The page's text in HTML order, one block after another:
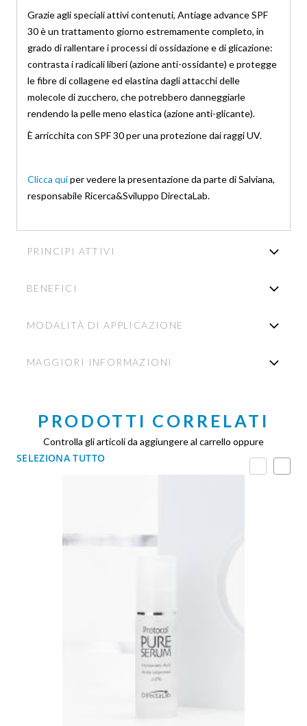
Grazie agli speciali attivi contenuti, Antiage advance SPF
30 è un trattamento giorno estremamente completo, in
grado di rallentare i processi di ossidazione e di glicazione:
contrasta i radicali liberi (azione anti-ossidante) e protegge
le fibre di collagene ed elastina dagli attacchi delle
molecole di zucchero, che potrebbero danneggiarle
rendendo la pelle meno elastica (azione anti-glicante).
È arricchita con SPF 30 per una protezione dai raggi UV.
Clicca quiper vedere la presentazione da parte di Salviana,
responsabile Ricerca&Sviluppo DirectaLab.
PRINCIPI ATTIVI
BENEFICI
MODALITÀ DI APPLICAZIONE
MAGGIORI INFORMAZIONI
PRODOTTI CORRELATI
Controlla gli articoli da aggiungere al carrello oppure
SELEZIONA TUTTO